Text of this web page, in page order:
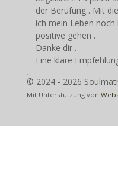
der Berufung . Mit
ich mein Leben
positive gehen .
Danke dir .
Eine klare
© 2024 - 2026
Mit Unterstützung von